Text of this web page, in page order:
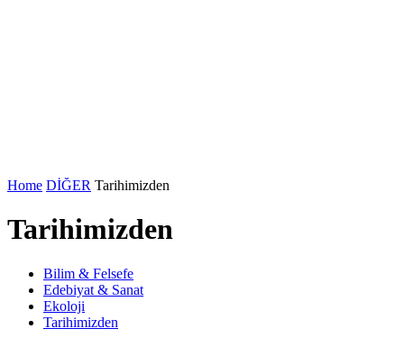
Home DİĞER Tarihimizden
Tarihimizden
Bilim & Felsefe
Edebiyat & Sanat
Ekoloji
Tarihimizden